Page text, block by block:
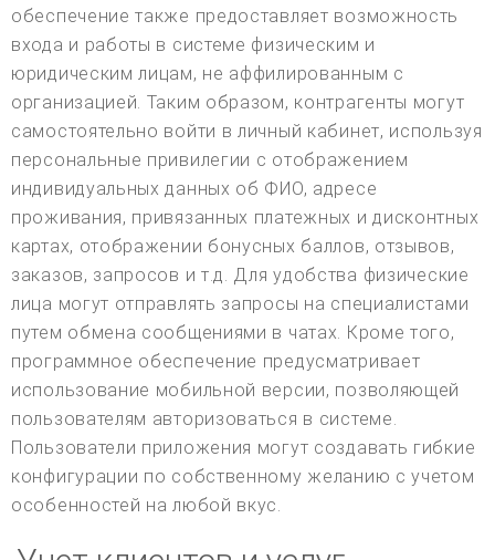
обеспечение также предоставляет возможность
входа и работы в системе физическим и
юридическим лицам, не аффилированным с
организацией. Таким образом, контрагенты могут
самостоятельно войти в личный кабинет, используя
персональные привилегии с отображением
индивидуальных данных об ФИО, адресе
проживания, привязанных платежных и дисконтных
картах, отображении бонусных баллов, отзывов,
заказов, запросов и т.д. Для удобства физические
лица могут отправлять запросы на специалистами
путем обмена сообщениями в чатах. Кроме того,
программное обеспечение предусматривает
использование мобильной версии, позволяющей
пользователям авторизоваться в системе.
Пользователи приложения могут создавать гибкие
конфигурации по собственному желанию с учетом
особенностей на любой вкус.